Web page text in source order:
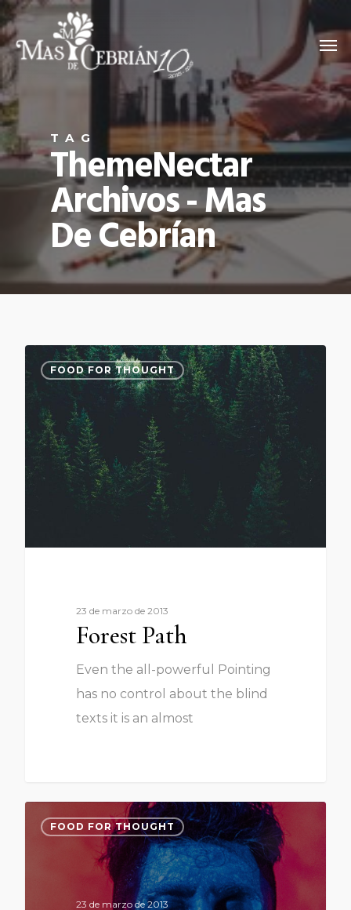
TAG
ThemeNectar
Archivos - Mas
De Cebrían
FOOD FOR THOUGHT
23 de marzo de 2013
Forest Path
Even the all-powerful Pointing
has no control about the blind
texts it is an almost
3075
FOOD FOR THOUGHT
23 de marzo de 2013